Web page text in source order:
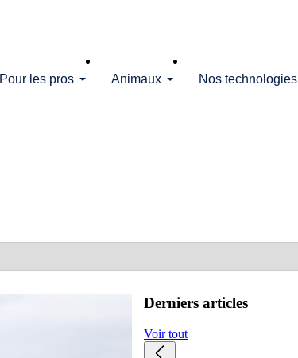
Pour les pros Animaux Nos technologies
Derniers articles
Voir tout